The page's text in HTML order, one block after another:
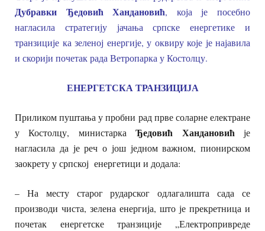
Дубравки Ђедовић Хандановић, која је посебно
нагласила стратегију јачања српске енергетике и
транзиције ка зеленој енергије, у оквиру које је најавила
и скорији почетак рада Ветропарка у Костолцу.
ЕНЕРГЕТСКА ТРАНЗИЦИЈА
Приликом пуштања у пробни рад прве соларне електране
у Костолцу, министаркаЂедовић Хандановићје
нагласила да је реч о још једном важном, пионирском
заокрету у српској енергетици и додала:
– На месту старог рударског одлагалишта сада се
производи чиста, зелена енергија, што је прекретница и
почетак енергетске транзиције „Електропривреде